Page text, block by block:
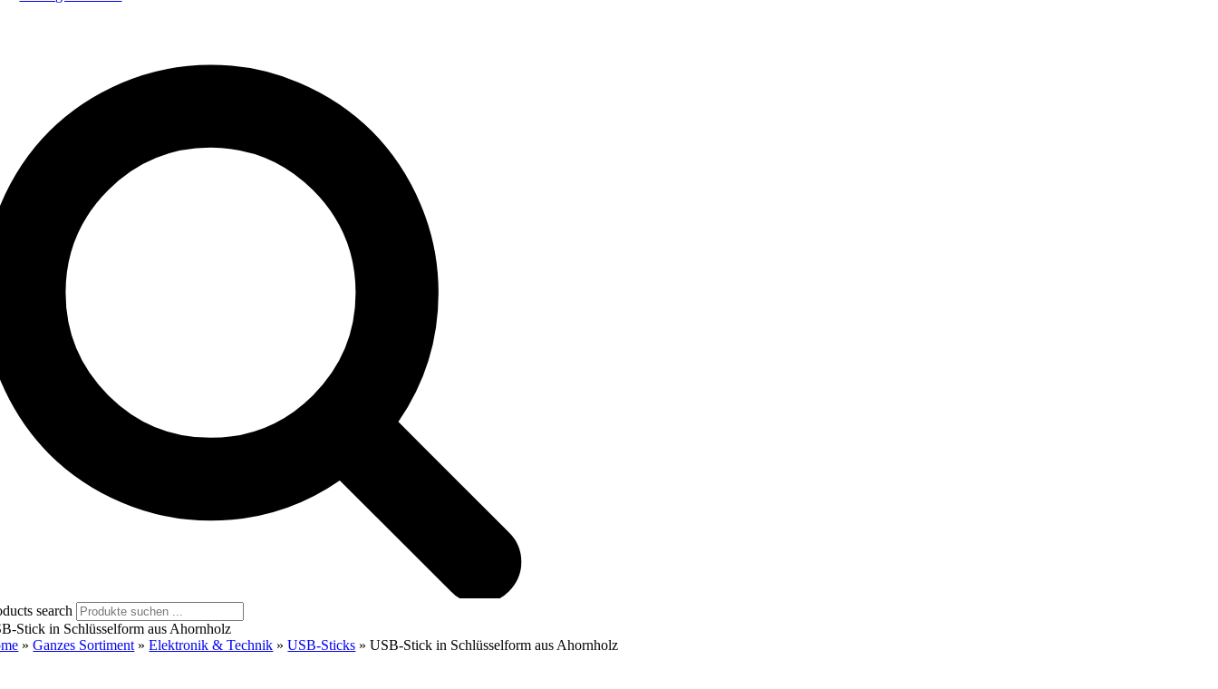
search
Stick in Schlüsselform aus Ahornholz
»Ganzes Sortiment »Elektronik & Technik »USB-Sticks »USB-Stick in Schlüsselform aus Ahornholz